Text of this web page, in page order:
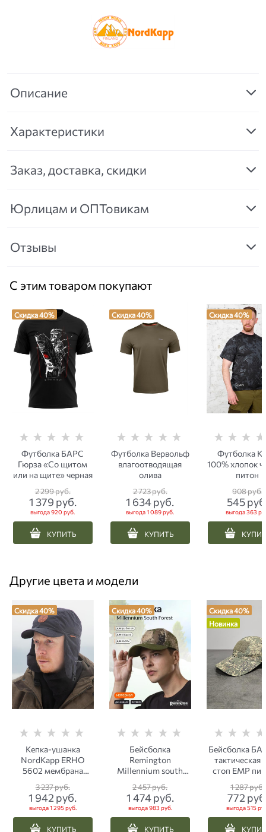
Описание
Характеристики
Заказ, доставка, скидки
Юрлицам и ОПТовикам
Отзывы
С этим товаром покупают
Скидка 40%
Футболка БАРС
Гюрза «Со щитом
или на щите» черная
2 299 руб.
1 379 руб.
выгода920 руб.
КУПИТЬ
Скидка 40%
Футболка Вервольф
влагоотводящая
олива
2 723 руб.
1 634 руб.
выгода1 089 руб.
КУПИТЬ
Скидка 40%
Футболка
100% хлопок
питон
908 руб.
545
выгода363
Другие цвета и модели
Скидка 40%
Кепка-ушанка
NordKapp ERHO
5602 мембрана
3 237 руб.
1 942 руб.
выгода1 295 руб.
КУПИТЬ
Скидка 40%
Бейсболка
Remington
Millennium south
2 457 руб.
1 474 руб.
выгода983 руб.
КУПИТЬ
Скидка 40%
Новинка
Бейсболка
тактическая
стоп ЕМР
1 287 руб.
772
выгода515